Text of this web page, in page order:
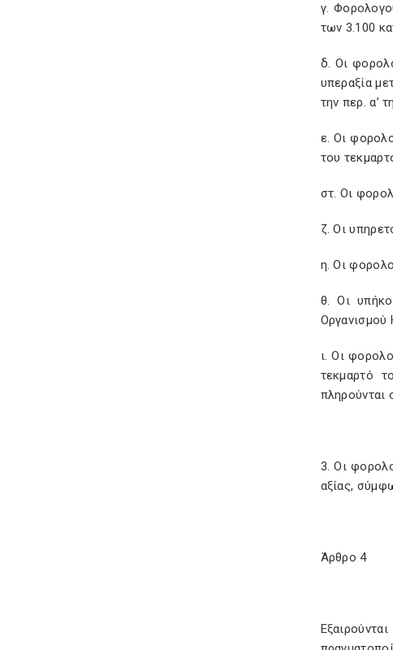
γ.
των 3.100
δ. Οι
υπεραξία
την περ. α’
ε. Οι
του
στ. Οι
ζ. Οι
η. Οι
θ. Οι
Οργανισμού
ι. Οι
τεκμαρτό
πληρούνται
3. Οι
αξίας,
Άρθρο 4